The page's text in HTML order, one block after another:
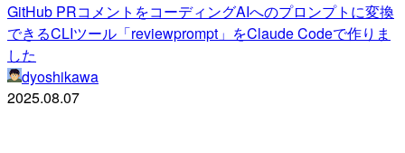
GitHub PRコメントをコーディングAIへのプロンプトに変換
できるCLIツール「reviewprompt」をClaude Codeで作りま
した
dyoshikawa
2025.08.07